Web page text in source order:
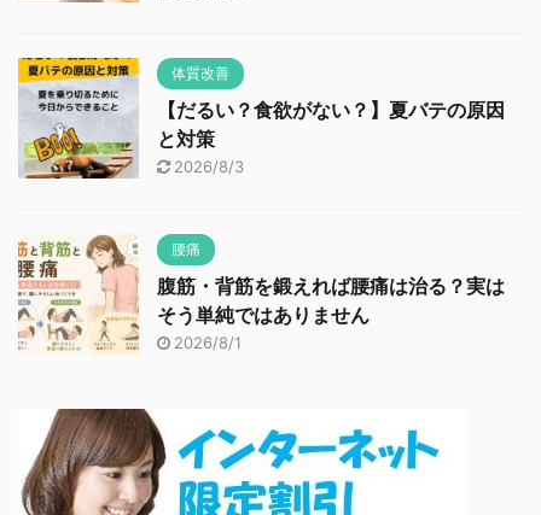
体質改善
【だるい？食欲がない？】夏バテの原因
と対策
2026/8/3
腰痛
腹筋・背筋を鍛えれば腰痛は治る？実は
そう単純ではありません
2026/8/1